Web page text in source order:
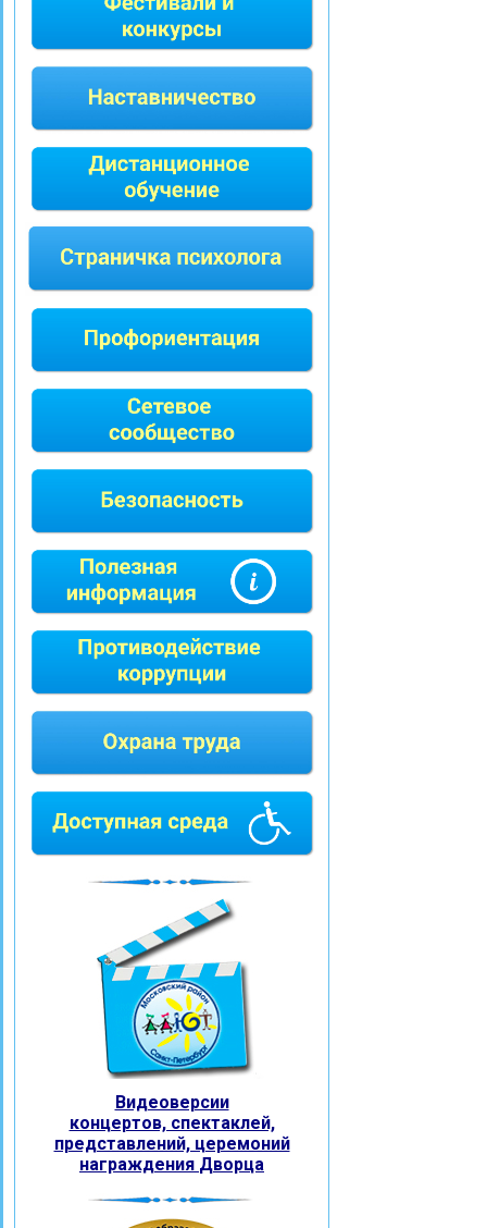
Видеоверсии
концертов, спектаклей,
представлений, церемоний
награждения Дворца